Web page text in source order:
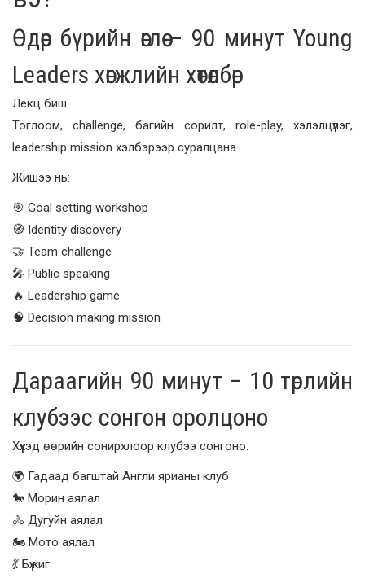
Өдөр бүрийн өглөө – 90 минут Young
Leaders хөгжлийн хөтөлбөр
Лекц биш.
Тоглоом, challenge, багийн сорилт, role-play, хэлэлцүүлэг,
leadership mission хэлбэрээр суралцана.
Жишээ нь:
🎯 Goal setting workshop
🧭 Identity discovery
🤝 Team challenge
🎤 Public speaking
🔥 Leadership game
🧠 Decision making mission
Дараагийн 90 минут – 10 төрлийн
клубээс сонгон оролцоно
Хүүхэд өөрийн сонирхлоор клубээ сонгоно.
🌍 Гадаад багштай Англи ярианы клуб
🐎 Морин аялал
🚴 Дугуйн аялал
🏍️ Мото аялал
💃 Бүжиг